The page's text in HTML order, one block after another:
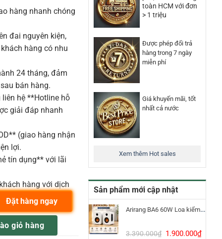
toàn HCM với đơn
> 1 triệu
Được phép đổi trả
hàng trong 7 ngày
miễn phí
Giá khuyến mãi, tốt
nhất cả nước
Xem thêm Hot sales
Sản phẩm mới cập nhật
Arirang BA6 60W Loa kiểm âm Bluetooth 5.3
3.390.000₫ Giá
1.900.000₫Giá
hàng nhanh chóng
đai nguyên kiện,
hàng có nhu
24 tháng, đảm
bán hàng.
hệ **Hotline hỗ
giải đáp nhanh
(giao hàng nhận
lợi.
tín dụng** với lãi
hàng với dịch
Series guitar thùng kèm case số lượng
giỏ hàng
Đặt hàng ngay